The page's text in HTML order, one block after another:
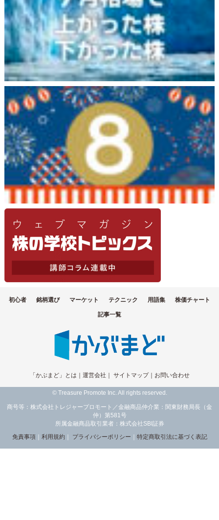
初心者 銘柄選び マーケット テクニック 用語集 株価チャート
記事一覧
「かぶまど」とは ｜ 運営会社 ｜ サイトマップ｜ お問い合わせ
© Treasure Promote Inc. All rights reserved.
商号等：株式会社トレジャープロモート／金融商品仲介業：関東財務局長（金
仲）第581号
所属金融商品取引業者：株式会社SBI証券
免責事項｜ 利用規約 ｜ プライバシーポリシー ｜ 特定商取引法に基づく表記